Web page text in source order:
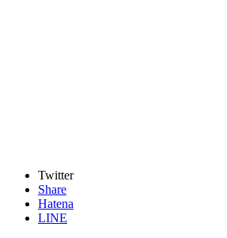
Twitter
Share
Hatena
LINE